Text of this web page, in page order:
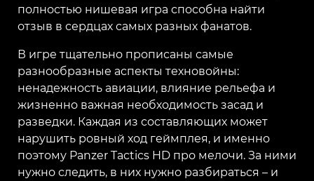
полностью нишевая игра способна найти
отзыв в сердцах самых разных фанатов.
В игре тщательно прописаны самые
разнообразные аспекты техновойны:
ненадежность авиации, влияние рельефа и
жизненно важная необходимость засад и
разведки. Каждая из составляющих может
нарушить ровный ход геймплея, и именно
поэтому Panzer Tactics HD про мелочи. За ними
нужно следить, в них нужно разбираться – и